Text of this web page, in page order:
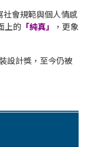
社會規範與個人情感
上的 「純真」
，更象
設計獎，至今仍被